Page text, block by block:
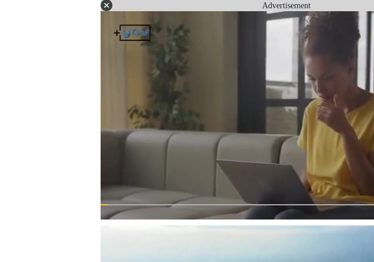
Advertisement